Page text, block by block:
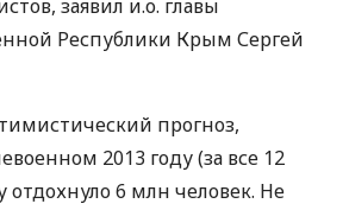
заявил и.о. главы
Республики Крым Сергей
прогноз,
2013 году (за все 12
6 млн человек. Не